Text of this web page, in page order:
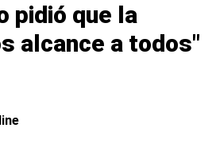
pidió que la
alcance a todos"